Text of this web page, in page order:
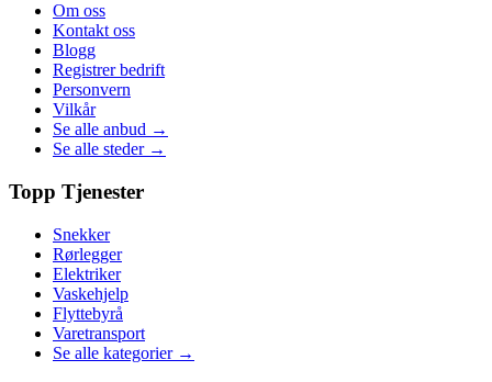
Om oss
Kontakt oss
Blogg
Registrer bedrift
Personvern
Vilkår
Se alle anbud →
Se alle steder →
Topp Tjenester
Snekker
Rørlegger
Elektriker
Vaskehjelp
Flyttebyrå
Varetransport
Se alle kategorier →